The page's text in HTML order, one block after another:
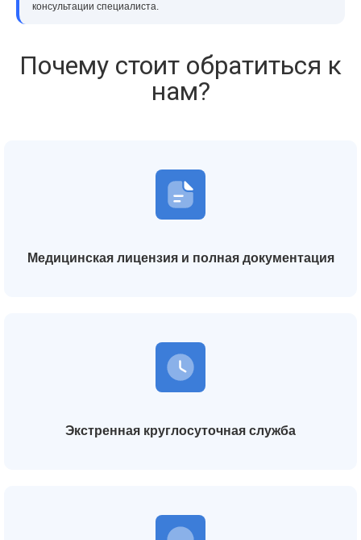
консультации специалиста.
Почему стоит обратиться к
нам?
Медицинская лицензия и полная документация
Экстренная круглосуточная служба